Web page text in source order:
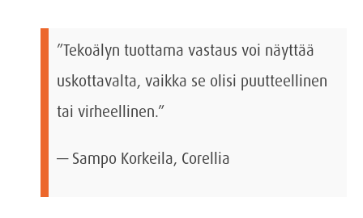
”Tekoälyn tuottama vastaus voi näyttää
uskottavalta, vaikka se olisi puutteellinen
tai virheellinen.”
— Sampo Korkeila, Corellia